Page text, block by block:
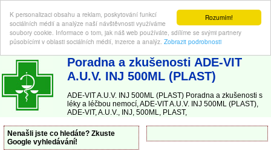
Rozumím!
K personalizaci obsahu a reklam, poskytování funkcí
sociálních médií a analýze naší návštěvnosti využíváme
soubory cookie. Informace o tom, jak náš web používáte, sdílíme se svými partnery
působícími v oblasti sociálních médií, inzerce a analýz. Zobrazit podrobnosti
ABC-LEKARNA.cz | Poradna a zkušenosti s léky a léčbou nemocí
Poradna a zkušenosti ADE-VIT
A.U.V. INJ 500ML (PLAST)
ADE-VIT A.U.V. INJ 500ML (PLAST) Poradna a zkušenosti s
léky a léčbou nemocí, ADE-VIT A.U.V. INJ 500ML (PLAST),
ADE-VIT, A.U.V., INJ, 500ML, PLAST,
Nenašli jste co hledáte? Zkuste
Google vyhledávání!